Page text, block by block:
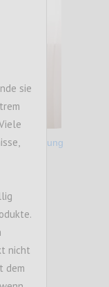
sie
nicht
dem